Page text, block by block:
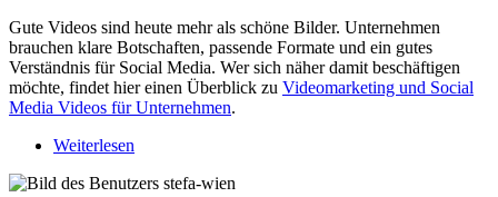
Gute Videos sind heute mehr als schöne Bilder. Unternehmen
brauchen klare Botschaften, passende Formate und ein gutes
Verständnis für Social Media. Wer sich näher damit beschäftigen
möchte, findet hier einen Überblick zu Videomarketing und Social
Media Videos für Unternehmen.
Weiterlesen